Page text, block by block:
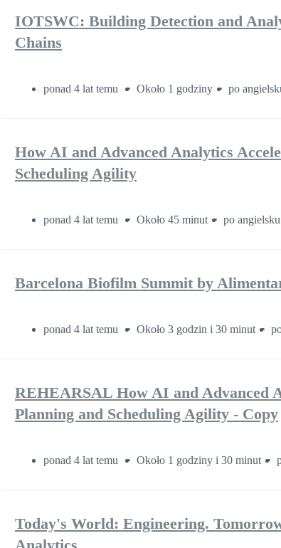
IOTSWC: Building Detection and
Chains
ponad 4 lat temu Około 1 godziny po
How AI and Advanced Analytics
Scheduling Agility
ponad 4 lat temu Około 45 minut po angielsku
Barcelona Biofilm Summit by
ponad 4 lat temu Około 3 godzin i 30 minut
REHEARSAL How AI and Advanced
Planning and Scheduling Agility - Copy
ponad 4 lat temu Około 1 godziny i 30 minut
Today's World: Engineering.